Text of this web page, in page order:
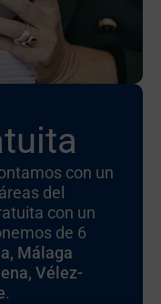
con un
del
con un
de 6
Málaga
Vélez-
.